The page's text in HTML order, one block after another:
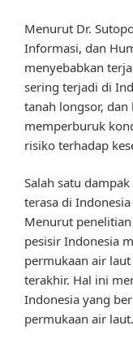
Menurut Dr.
Informasi, dan
menyebabkan
sering terjadi di
tanah longsor, dan
memperburuk
risiko terhadap
Salah satu
terasa di
Menurut
pesisir Indonesia
permukaan air
terakhir. Hal ini
Indonesia yang
permukaan air laut.